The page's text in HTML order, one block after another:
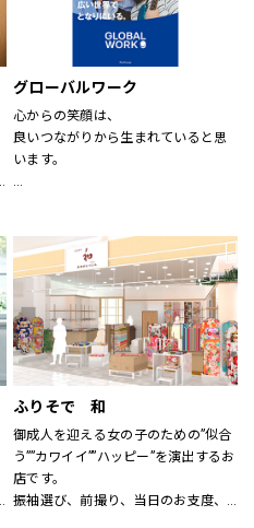
グローバルワーク
心からの笑顔は、
良いつながりから生まれていると思
います。
あなたの大切な人と、もっと笑顔に
なれる服を。
心地よさや好感を大切にした
“Good Feeling Wear”で
そんなつながりを、笑顔を、つくり
続けます。
ともに生きよう
ふりそで 和
御成人を迎える女の子のための”似合
う””カワイイ””ハッピー”を演出するお
店です。
振袖選び、前撮り、当日のお支度、